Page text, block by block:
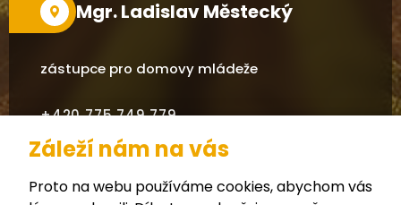
Mgr. Ladislav Městecký
zástupce pro domovy mládeže
+420 775 749 779
mestecky.ladislav@cza-hu.cz
Záleží nám na vás
Proto na webu používáme cookies, abychom vás